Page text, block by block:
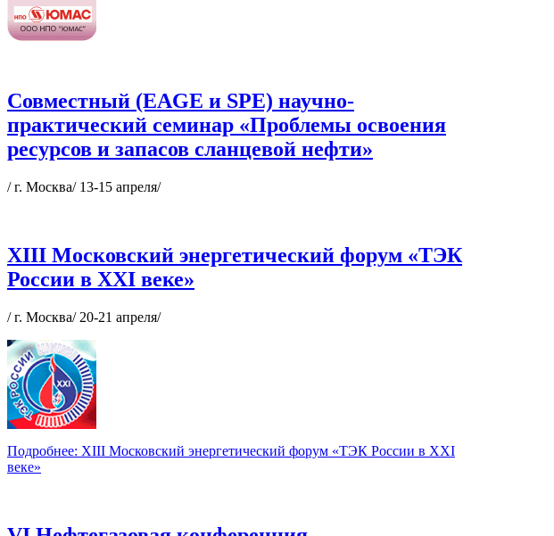
Совместный (EAGE и SPE) научно-
практический семинар «Проблемы освоения
ресурсов и запасов сланцевой нефти»
/ г. Москва/ 13-15 апреля/
XIII Московский энергетический форум «ТЭК
России в XXI веке»
/ г. Москва/ 20-21 апреля/
Подробнее: XIII Московский энергетический форум «ТЭК России в XXI
веке»